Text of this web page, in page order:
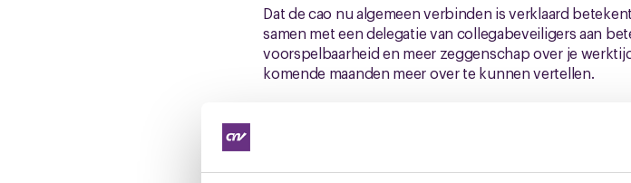
Dat de cao nu algemeen verbinden is verklaard
samen met een delegatie van collegabeveiligers aan
voorspelbaarheid en meer zeggenschap over je
komende maanden meer over te kunnen vertellen.
kunstmatige intelligentie, meer beveiligers in de
wereld betekenen voor beveiligers? Wij zijn altijd op
serieus over willen meedenken in onze